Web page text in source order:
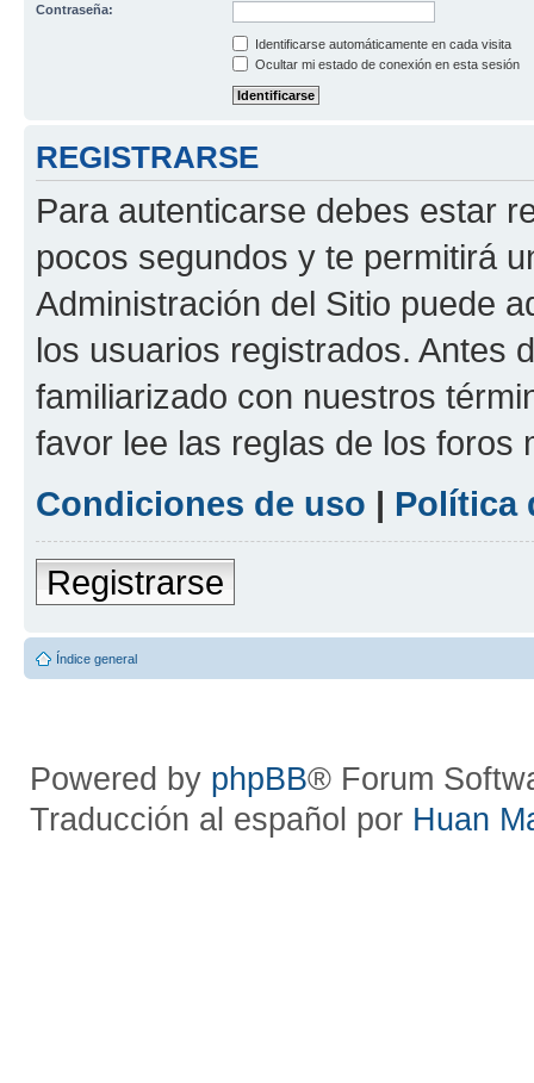
Contraseña:
Identificarse automáticamente en cada visita
Ocultar mi estado de conexión en esta sesión
REGISTRARSE
Para autenticarse debes estar
pocos segundos y te permitirá
Administración del Sitio puede
los usuarios registrados. Antes
familiarizado con nuestros
favor lee las reglas de los foros
Condiciones de uso | Política
Registrarse
Índice general
Powered by phpBB® Forum
Traducción al español por Huan